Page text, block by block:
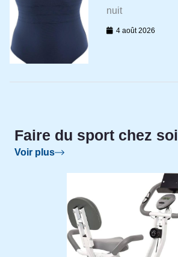
nuit
4 août 2026
Faire du sport chez soi
Voir plus